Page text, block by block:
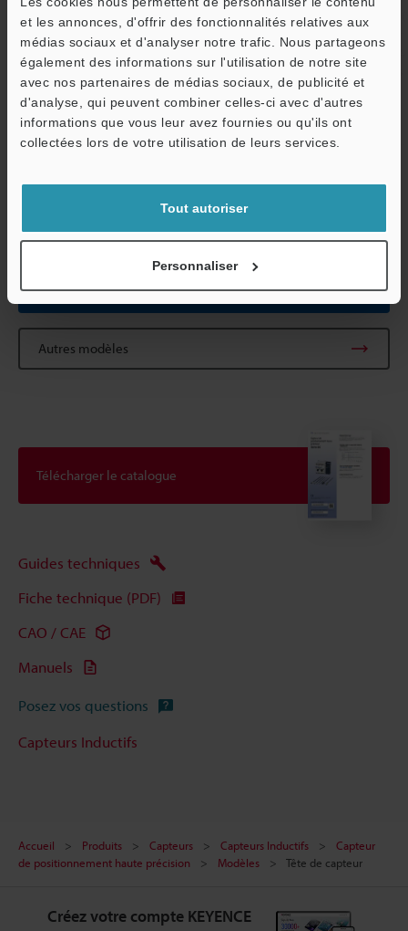
et les annonces, d'offrir des fonctionnalités relatives aux
médias sociaux et d'analyser notre trafic. Nous partageons
également des informations sur l'utilisation de notre site
avec nos partenaires de médias sociaux, de publicité et
d'analyse, qui peuvent combiner celles-ci avec d'autres
informations que vous leur avez fournies ou qu'ils ont
collectées lors de votre utilisation de leurs services.
Tout autoriser
Personnaliser
Humidité relative
Résistance aux
vibrations
De 10 à 55
mm, 2 heures
X, Y et Z
Poids Environ 30 g
Le SH-302 ne peut pas être utilisé avec le EG-547W.
Les valeurs ci-dessus ont été obtenues en réglant la distance
Fiche technique (PDF)
Autres modèles
Télécharger le catalogue
Guides techniques
Fiche technique (PDF)
CAO / CAE
Manuels
Posez vos questions
Capteurs Inductifs
Accueil Produits Capteurs Capteurs Inductifs
Capteur
de positionnement haute précision
Modèles Tête de capteur
Créez votre compte KEYENCE
Service / SAV